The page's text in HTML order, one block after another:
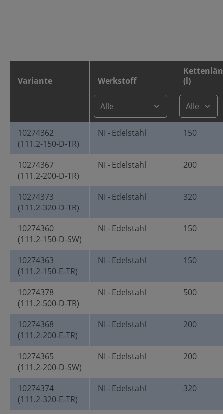
Variante Werkstoff
(l)
10274362
(111.2-150-D-TR)
NI - Edelstahl 150
10274367
(111.2-200-D-TR)
NI - Edelstahl 200
10274373
(111.2-320-D-TR)
NI - Edelstahl 320
10274360
(111.2-150-D-SW)
NI - Edelstahl 150
10274363
(111.2-150-E-TR)
NI - Edelstahl 150
10274378
(111.2-500-D-TR)
NI - Edelstahl 500
10274368
(111.2-200-E-TR)
NI - Edelstahl 200
10274365
(111.2-200-D-SW)
NI - Edelstahl 200
10274374
(111.2-320-E-TR)
NI - Edelstahl 320